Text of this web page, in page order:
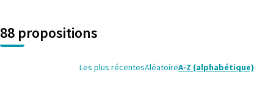
88 propositions
Les plus récentesAléatoireA-Z (alphabétique)